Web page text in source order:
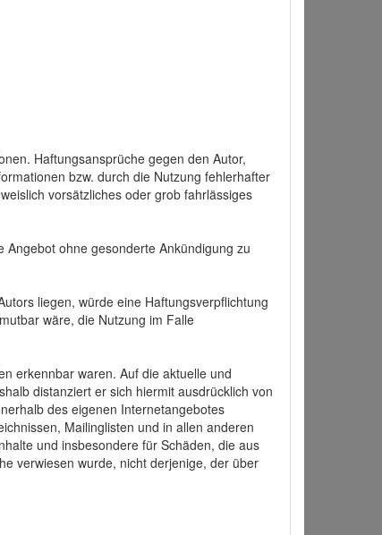
Haftungsansprüche gegen den Autor,
bzw. durch die Nutzung fehlerhafter
vorsätzliches oder grob fahrlässiges
ohne gesonderte Ankündigung zu
liegen, würde eine Haftungsverpflichtung
wäre, die Nutzung im Falle
erkennbar waren. Auf die aktuelle und
distanziert er sich hiermit ausdrücklich von
des eigenen Internetangebotes
Mailinglisten und in allen anderen
und insbesondere für Schäden, die aus
verwiesen wurde, nicht derjenige, der über